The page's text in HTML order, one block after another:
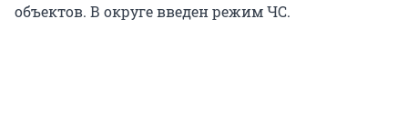
объектов. В округе введен режим ЧС.